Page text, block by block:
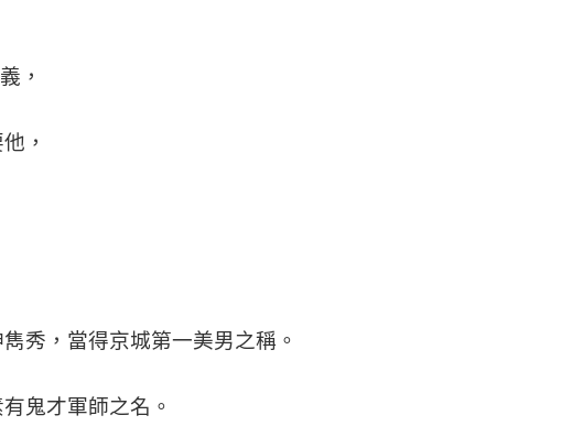
，
，
秀，當得京城第一美男之稱。
鬼才軍師之名。